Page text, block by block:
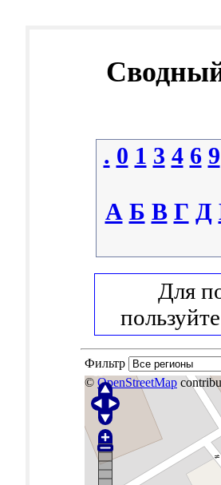
. 0 1 3 4 6 9
А Б В Г Д
Для
Фильтр
© OpenStreetMap